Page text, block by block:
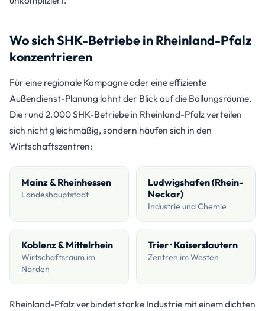
Wo sich SHK-Betriebe in Rheinland-Pfalz
konzentrieren
Für eine regionale Kampagne oder eine effiziente
Außendienst-Planung lohnt der Blick auf die Ballungsräume.
Die rund 2.000 SHK-Betriebe in Rheinland-Pfalz verteilen
sich nicht gleichmäßig, sondern häufen sich in den
Wirtschaftszentren:
Mainz & Rheinhessen
Landeshauptstadt
Ludwigshafen (Rhein-
Neckar)
Industrie und Chemie
Koblenz & Mittelrhein
Wirtschaftsraum im
Norden
Trier · Kaiserslautern
Zentren im Westen
Rheinland-Pfalz verbindet starke Industrie mit einem dichten